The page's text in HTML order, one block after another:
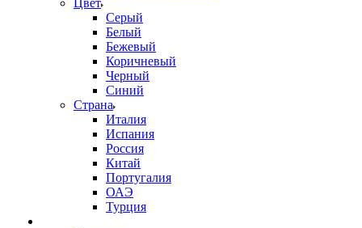
Цвет
Серый
Белый
Бежевый
Коричневый
Черный
Синий
Страна
Италия
Испания
Россия
Китай
Португалия
ОАЭ
Турция